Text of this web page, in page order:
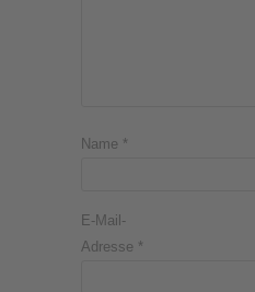
Name *
E-Mail-
Adresse *